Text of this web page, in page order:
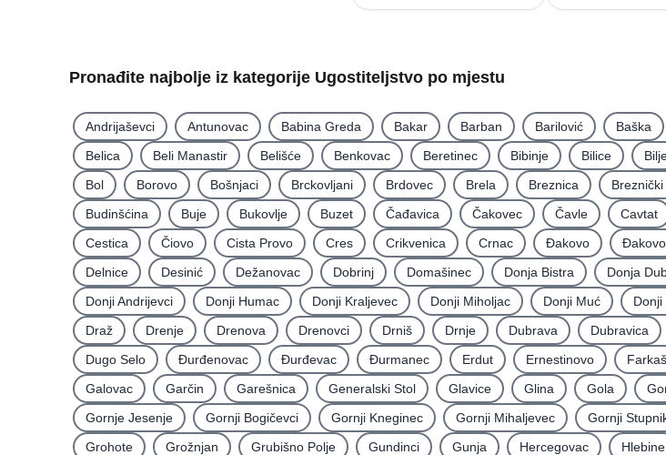
Pronađite najbolje iz kategorije Ugostiteljstvo po mjestu
Andrijaševci Antunovac Babina Greda Bakar Barban Barilović Baška
Belica
Beli Manastir Belišće Benkovac Beretinec Bibinje Bilice
Bol
Borovo Bošnjaci Brckovljani Brdovec Brela Breznica
Budinšćina
Buje Bukovlje Buzet Čađavica Čakovec Čavle Cavtat
Cestica
Čiovo Cista Provo Cres Crikvenica Crnac Đakovo Ðakovo
Delnice
Desinić Dežanovac Dobrinj Domašinec Donja Bistra Donja
Donji Andrijevci
Donji Humac Donji Kraljevec Donji Miholjac Donji Muć Donji
Draž
Drenje Drenova Drenovci Drniš Drnje Dubrava Dubravica
Dugo Selo
Ðurđenovac Ðurđevac Ðurmanec Erdut Ernestinovo
Galovac
Garčin Garešnica Generalski Stol Glavice Glina Gola
Gornje Jesenje
Gornji Bogičevci Gornji Kneginec Gornji Mihaljevec Gornji
Grohote
Grožnjan Grubišno Polje Gundinci Gunja Hercegovac Hlebine